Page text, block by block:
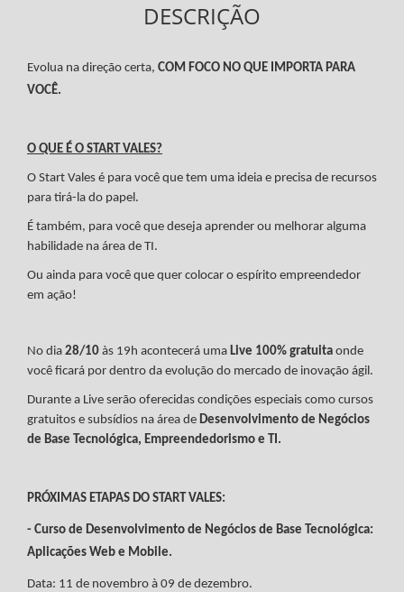
DESCRIÇÃO
Evolua na direção certa, COM FOCO NO QUE IMPORTA PARA
VOCÊ.
O QUE É O START VALES?
O Start Vales é para você que tem uma ideia e precisa de recursos
para tirá-la do papel.
É também, para você que deseja aprender ou melhorar alguma
habilidade na área de TI.
Ou ainda para você que quer colocar o espírito empreendedor
em ação!
No dia 28/10 às 19h acontecerá uma Live 100% gratuita onde
você ficará por dentro da evolução do mercado de inovação ágil.
Durante a Live serão oferecidas condições especiais como cursos
gratuitos e subsídios na área de Desenvolvimento de Negócios
de Base Tecnológica, Empreendedorismo e TI.
PRÓXIMAS ETAPAS DO START VALES:
- Curso de Desenvolvimento de Negócios de Base Tecnológica:
Aplicações Web e Mobile.
Data: 11 de novembro à 09 de dezembro.